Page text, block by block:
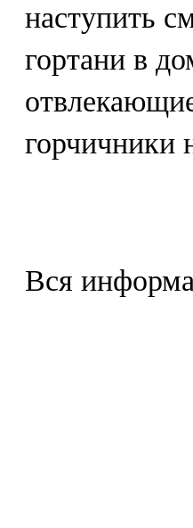
наступить
гортани в
горчичники
Вся